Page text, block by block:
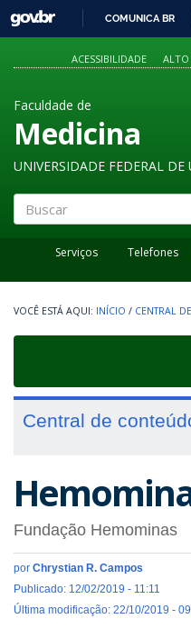
GOVBR
COMUNICA BR
ACESSIBILIDADE ALTO
Faculdade de
Medicina
UNIVERSIDADE FEDERAL
Serviços Telefones
INÍCIO / CENTRAL
Central de
Fundação Hemominas
por Chrystian R. Campos
Publicado: 12/02/2019 - 11:11
Última modificação: 22/10/2019 -